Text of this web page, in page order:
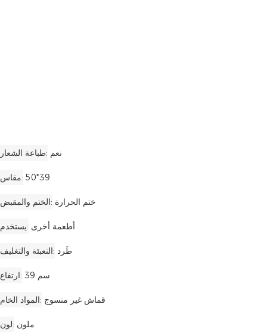
طباعة الشعار نعم
مقاس 50*39
الختم والمقبض ختم الحرارة
يستخدم أطعمة أخرى
التعبئة والتغليف طَرد
ارتفاع 39 سم
المواد الخام قماش غير منسوج
لون ملون